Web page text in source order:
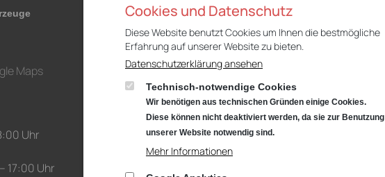
Maps
Uhr
17:00 Uhr
Audi
Cyrusstraße 22
99867 Gotha
Anfahrt:Route planen mit Google Maps
Tel.: +49 (0) 3621 45040
Öffnungszeiten
Service: Mo – Fr von 07:00 – 18:00 Uhr
und Sa von 09:00 – 13:00 Uhr
Cookies und Datenschutz
Diese Website benutzt Cookies um Ihnen die bestmögliche
Erfahrung auf unserer Website zu bieten.
Datenschutzerklärung ansehen
Technisch-notwendige Cookies
Wir benötigen aus technischen Gründen einige Cookies.
Diese können nicht deaktiviert werden, da sie zur Benutzung
unserer Website notwendig sind.
Mehr Informationen